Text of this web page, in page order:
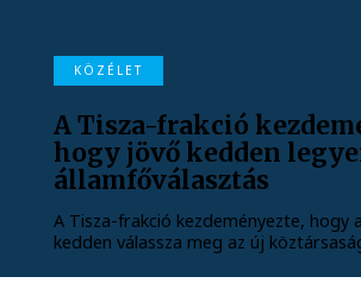
KÖZÉLET
A Tisza-frakció
hogy jövő kedden
államfőválasztás
A Tisza-frakció kezdeményezte, hogy
kedden válassza meg az új